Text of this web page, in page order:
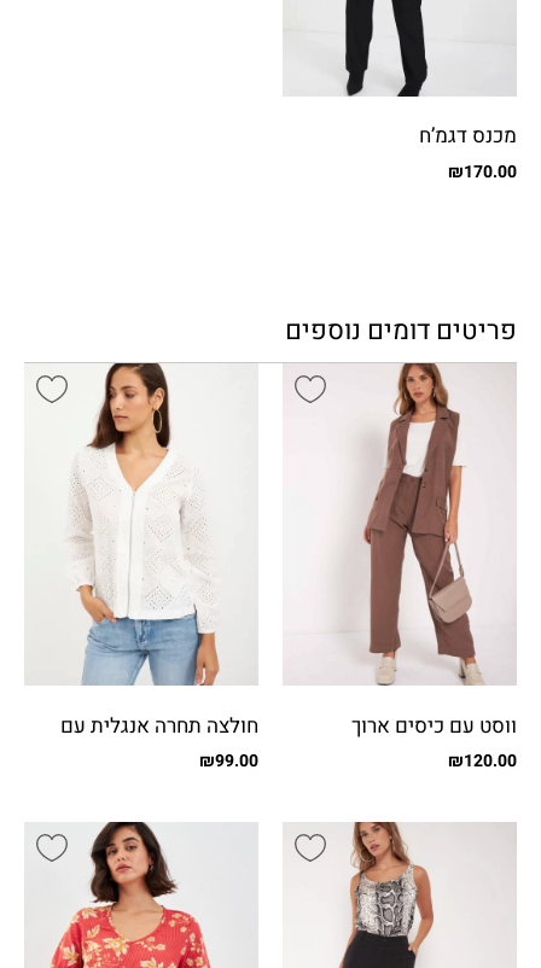
מכנס דגמ’ח
₪170.00
פריטים דומים נוספים
ווסט עם כיסים ארוך
₪120.00
חולצה תחרה אנגלית עם
רוכסן₪99.00